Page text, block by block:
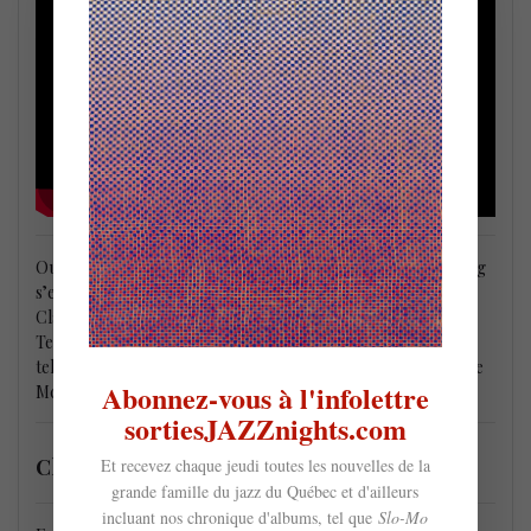
Outre les prestations avec son propre ensemble, Helen Sung
s’est produite aux côtés de grands musiciens de jazz tels que
Clark Terry, Ron Carter, Wayne Shorter, Regina Carter et
Terri Lyne Carrington et au sein de prestigieuses formations
telles que le Mingus Big Band et l’ensemble Ogresse de Cécile
McLorin Salvant. Helen Sung est une artiste Steinway.
Christine Jensen et Helen Sung @ Bourgie
Abonnez-vous à l'infolettre
sortiesJAZZnights.com
Et recevez chaque jeudi toutes les nouvelles de la
grande famille du jazz du Québec et d'ailleurs
incluant nos chronique d'albums, tel queSlo-Mo